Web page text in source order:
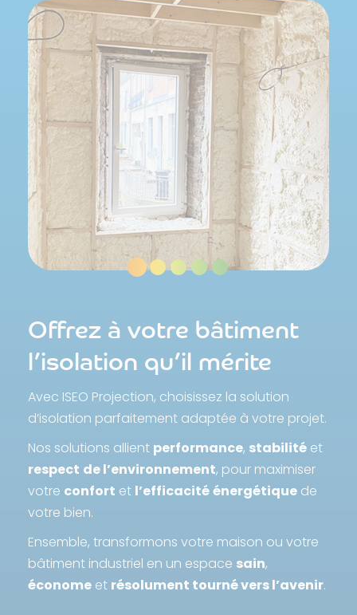
Offrez à votre bâtiment
l’isolation qu’il mérite
Avec ISEO Projection, choisissez la solution
d’isolation parfaitement adaptée à votre projet.
Nos solutions allient performance, stabilité et
respect de l’environnement, pour maximiser
votre confort et l’efficacitéénergétique de
votre bien.
Ensemble, transformons votre maison ou votre
bâtiment industriel en un espace sain,
économe et résolument tourné vers l’avenir.